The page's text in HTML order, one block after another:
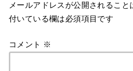
メールアドレスが公開されること
付いている欄は必須項目です
コメント ※